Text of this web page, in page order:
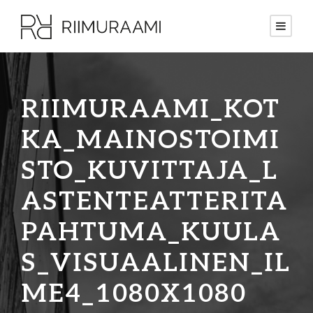
RIIMURAAMI_KOT
KA_MAINOSTOIMI
STO_KUVITTAJA_L
ASTENTEATTERITA
PAHTUMA_KUULA
S_VISUAALINEN_IL
ME4_1080X1080